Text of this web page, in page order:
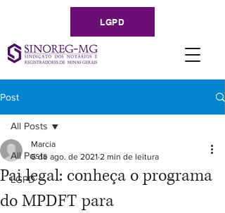
LGPD
Post
All Posts
LGPD
All Posts
Pai legal: conheça o programa
do MPDFT para
Marcia
6 de ago. de 2021 2 min de leitura